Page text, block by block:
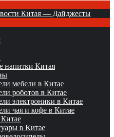
Китая — Дайджесты
напитки Китая
мебели в Китае
роботов в Китае
электроники в Китае
чая и кофе в Китае
в Китае